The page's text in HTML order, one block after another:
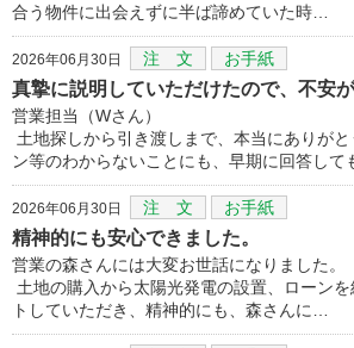
合う物件に出会えずに半ば諦めていた時…
2026年06月30日 注 文 お手紙
真摯に説明していただけたので、不安
営業担当（Wさん）
土地探しから引き渡しまで、本当にありが
ン等のわからないことにも、早期に回答して
2026年06月30日 注 文 お手紙
精神的にも安心できました。
営業の森さんには大変お世話になりました。
土地の購入から太陽光発電の設置、ローン
トしていただき、精神的にも、森さんに…